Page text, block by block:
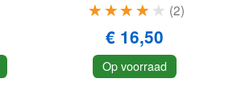
2
€ 16,50
Op voorraad